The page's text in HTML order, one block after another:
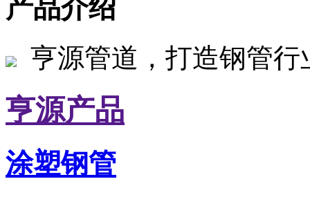
产品介绍
亨源管道，打造钢管
亨源产品
涂塑钢管